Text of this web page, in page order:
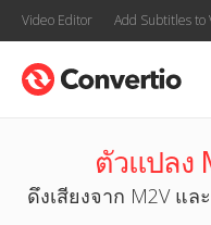
Video Editor Add Subtitles to
ตัวแปลง
ดึงเสียงจาก M2V แ